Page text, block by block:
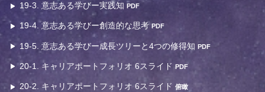
19-3. 意志ある学びー実践知PDF
19-4. 意志ある学びー創造的な思考PDF
19-5. 意志ある学びー成長ツリーと4つの修得知PDF
20-1. キャリアポートフォリオ 6スライドPDF
20-2. キャリアポートフォリオ 6スライド俯瞰